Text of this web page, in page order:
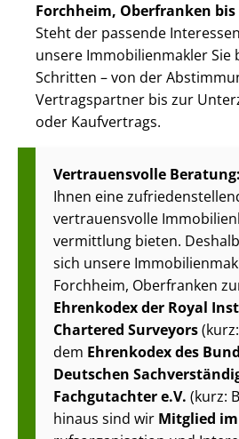
Forchheim, Oberfranken bis
Steht der passende
unsere Im­mo­bi­li­en­mak­ler Sie
Schritten – von der
Vertragspartner bis zur
oder Kaufvertrags.
Vertrauensvolle Beratung:
Ihnen eine
vertrauensvolle
vermittlung bieten.
sich unsere
Forchheim, Oberfranken
Ehrenkodex der Royal
Chartered Surveyors
dem Ehrenkodex des
Deutschen
Fachgutachter e.V. (kurz:
hinaus sind wir Mitglied im